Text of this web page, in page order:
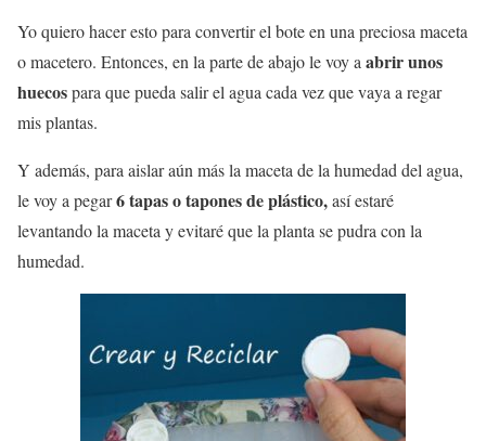
Yo quiero hacer esto para convertir el bote en una preciosa maceta
o macetero. Entonces, en la parte de abajo le voy aabrir unos
huecospara que pueda salir el agua cada vez que vaya a regar
mis plantas.
Y además, para aislar aún más la maceta de la humedad del agua,
le voy a pegar6 tapas o tapones de plástico,así estaré
levantando la maceta y evitaré que la planta se pudra con la
humedad.